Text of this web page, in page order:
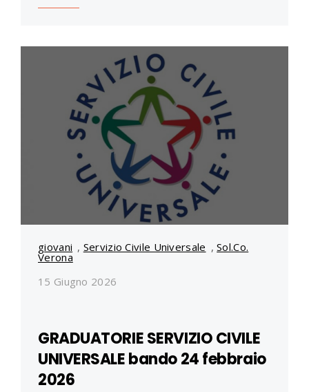
giovani , Servizio Civile Universale ,Sol.Co.
Verona
15 Giugno 2026
GRADUATORIE SERVIZIO CIVILE
UNIVERSALE bando 24 febbraio
2026